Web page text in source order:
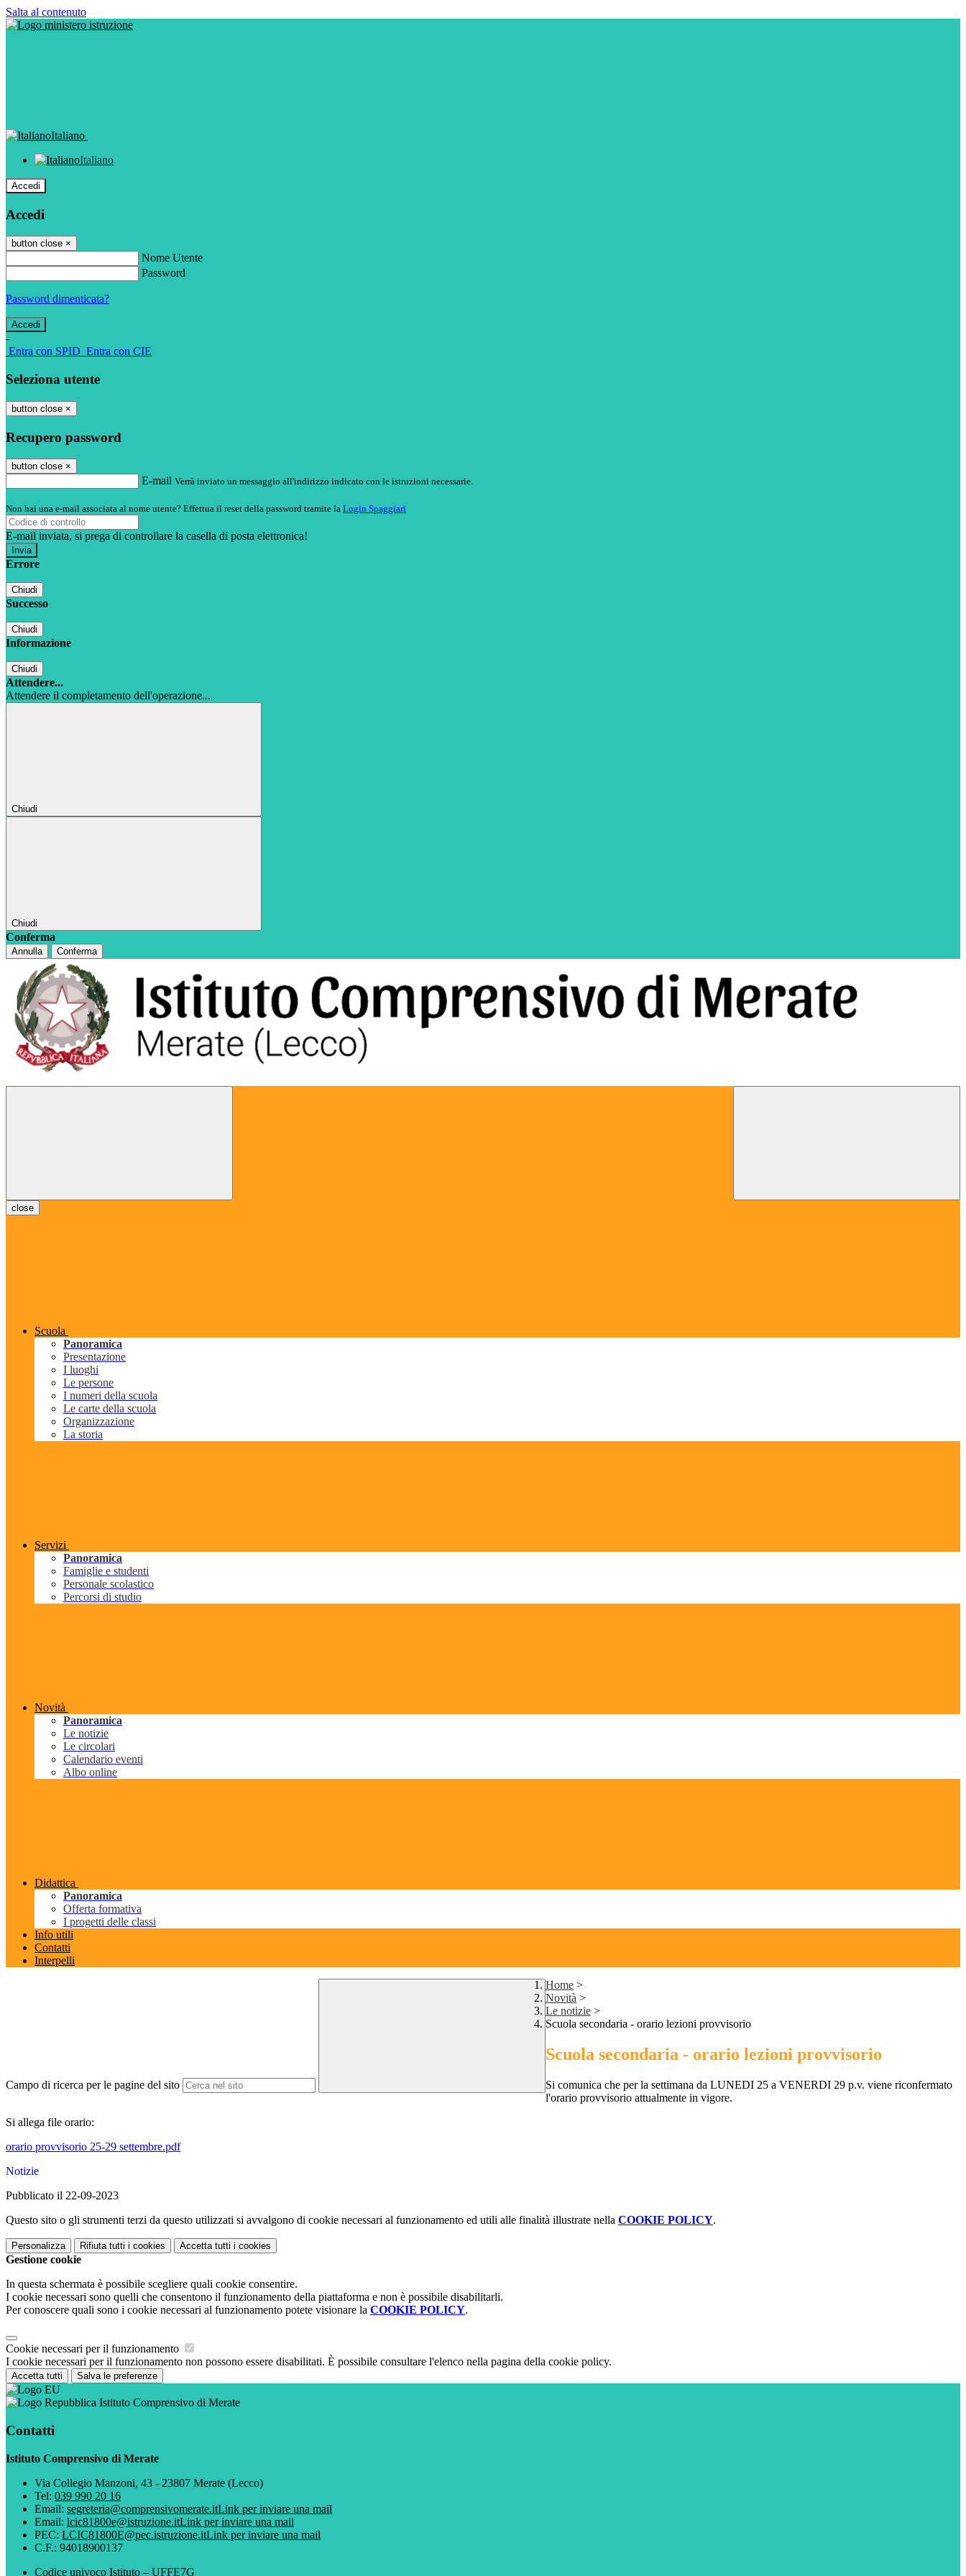
Salta al contenuto
Italiano
Italiano
Accedi
Accedi
button close ×
Nome Utente
Password
Password dimenticata?
-
Entra con SPID Entra con CIE
Seleziona utente
button close ×
Recupero password
button close ×
E-mail Verrà inviato un messaggio all'indirizzo indicato con le istruzioni necessarie.
Non hai una e-mail associata al nome utente? Effettua il reset della password tramite la Login Spaggiari
E-mail inviata, si prega di controllare la casella di posta elettronica!
Errore
Chiudi
Successo
Chiudi
Informazione
Chiudi
Attendere...
Attendere il completamento dell'operazione...
Chiudi
Chiudi
Conferma
Annulla Conferma
close
Scuola
Panoramica
Presentazione
I luoghi
Le persone
I numeri della scuola
Le carte della scuola
Organizzazione
La storia
Servizi
Panoramica
Famiglie e studenti
Personale scolastico
Percorsi di studio
Novità
Panoramica
Le notizie
Le circolari
Calendario eventi
Albo online
Didattica
Panoramica
Offerta formativa
I progetti delle classi
Info utili
Contatti
Interpelli
Campo di ricerca per le pagine del sito
Home >
Novità >
Le notizie >
Scuola secondaria - orario lezioni provvisorio
Scuola secondaria - orario lezioni provvisorio
Si comunica che per la settimana da LUNEDI 25 a VENERDI 29 p.v. viene riconfermato
l'orario provvisorio attualmente in vigore.
Si allega file orario:
orario provvisorio 25-29 settembre.pdf
Notizie
Pubblicato il 22-09-2023
Questo sito o gli strumenti terzi da questo utilizzati si avvalgono di cookie necessari al funzionamento ed utili alle finalità illustrate nella COOKIE POLICY.
Personalizza Rifiuta tutti i cookies Accetta tutti i cookies
Gestione cookie
In questa schermata è possibile scegliere quali cookie consentire.
I cookie necessari sono quelli che consentono il funzionamento della piattaforma e non è possibile disabilitarli.
Per conoscere quali sono i cookie necessari al funzionamento potete visionare la COOKIE POLICY.
Cookie necessari per il funzionamento
I cookie necessari per il funzionamento non possono essere disabilitati. È possibile consultare l'elenco nella pagina della cookie policy.
Accetta tutti Salva le preferenze
Istituto Comprensivo di Merate
Contatti
Istituto Comprensivo di Merate
Via Collegio Manzoni, 43 - 23807 Merate (Lecco)
Tel: 039 990 20 16
Email: segreteria@comprensivomerate.itLink per inviare una mail
Email: lcic81800e@istruzione.itLink per inviare una mail
PEC: LCIC81800E@pec.istruzione.itLink per inviare una mail
C.F.: 94018900137
Codice univoco Istituto – UFFE7G